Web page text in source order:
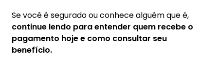
3. Como consultar datas e valores do
pagamento
4. Importância do 13º Salário para os
beneficiários
Se você é segurado ou conhece alguém que é,
continue lendo para entender quem recebe o
pagamento hoje e como consultar seu
benefício.